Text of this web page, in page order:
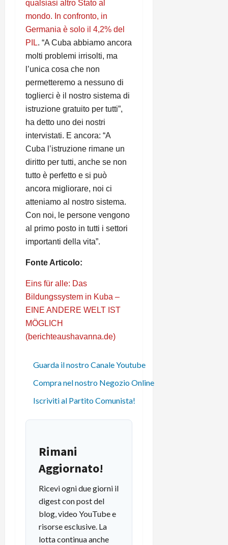
qualsiasi altro Stato al
mondo. In confronto, in
Germania è solo il 4,2% del
PIL. “A Cuba abbiamo ancora
molti problemi irrisolti, ma
l’unica cosa che non
permetteremo a nessuno di
toglierci è il nostro sistema di
istruzione gratuito per tutti”,
ha detto uno dei nostri
intervistati. E ancora: “A
Cuba l’istruzione rimane un
diritto per tutti, anche se non
tutto è perfetto e si può
ancora migliorare, noi ci
atteniamo al nostro sistema.
Con noi, le persone vengono
al primo posto in tutti i settori
importanti della vita”.
Fonte Articolo:
Eins für alle: Das
Bildungssystem in Kuba –
EINE ANDERE WELT IST
MÖGLICH
(berichteaushavanna.de)
Guarda il nostro Canale Youtube
Compra nel nostro Negozio Online
Iscriviti al Partito Comunista!
Rimani
Aggiornato!
Ricevi ogni due giorni il
digest con post del
blog, video YouTube e
risorse esclusive. La
lotta continua anche